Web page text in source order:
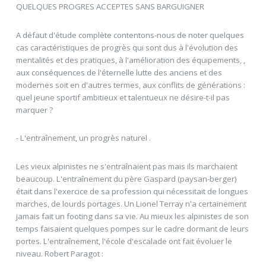
QUELQUES PROGRES ACCEPTES SANS BARGUIGNER
A défaut d'étude complète contentons-nous de noter quelques
cas caractéristiques de progrès qui sont dus à l'évolution des
mentalités et des pratiques, à l'amélioration des équipements, ,
aux conséquences de l'éternelle lutte des anciens et des
modernes soit en d'autres termes, aux conflits de générations :
quel jeune sportif ambitieux et talentueux ne désire-t-il pas
marquer ?
- L'entraînement, un progrès naturel .
Les vieux alpinistes ne s'entraînaient pas mais ils marchaient
beaucoup. L'entraînement du père Gaspard (paysan-berger)
était dans l'exercice de sa profession qui nécessitait de longues
marches, de lourds portages. Un Lionel Terray n'a certainement
jamais fait un footing dans sa vie. Au mieux les alpinistes de son
temps faisaient quelques pompes sur le cadre dormant de leurs
portes. L'entraînement, l'école d'escalade ont fait évoluer le
niveau. Robert Paragot :